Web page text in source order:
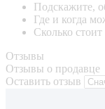
Подскажите,
Где и когда
Сколько
Отзывы
Отзывы о продавце
Оставить отзыв